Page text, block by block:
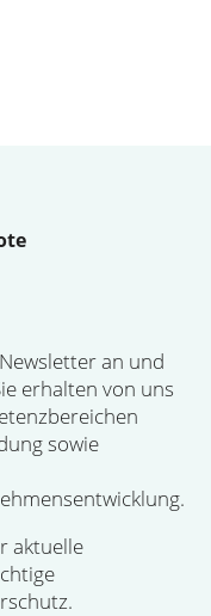
an und
erhalten von uns
sowie
aktuelle